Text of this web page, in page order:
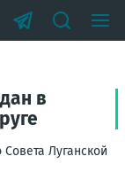
в
Луганской